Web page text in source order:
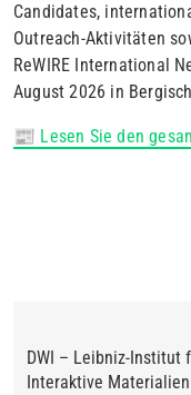
Candidates,
Outreach-Aktivitäten
ReWIRE International
August 2026 in
📰 Lesen Sie den
DWI – Leibniz-Institut
Interaktive Materialien